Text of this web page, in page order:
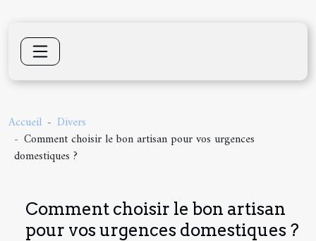
Accueil
Divers
Comment choisir le bon artisan pour vos urgences
domestiques ?
Comment choisir le bon artisan
pour vos urgences domestiques ?